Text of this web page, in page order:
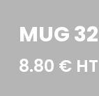
MUG
8.80 €